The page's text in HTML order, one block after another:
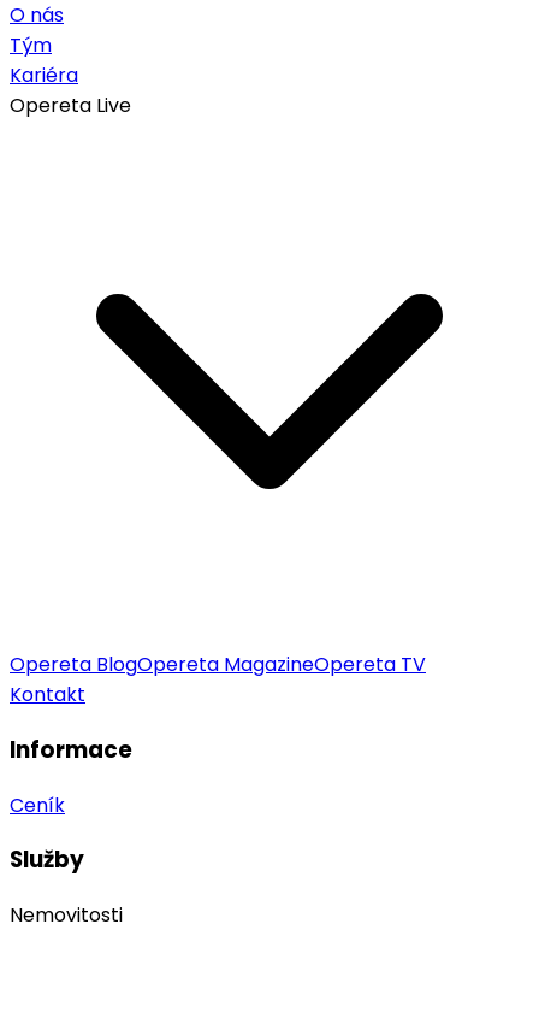
O nás
Tým
Kariéra
Opereta Live
Opereta BlogOpereta MagazineOpereta TV
Kontakt
Informace
Ceník
Služby
Nemovitosti